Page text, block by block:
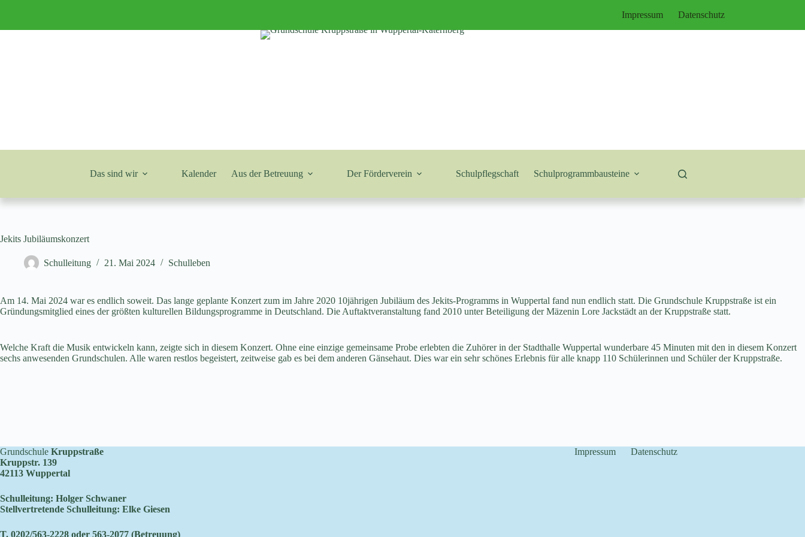
Impressum Datenschutz
Das sind wir Kalender Aus der Betreuung Der Förderverein Schulpflegschaft Schulprogrammbausteine
Jekits Jubiläumskonzert
Schulleitung 21. Mai 2024 Schulleben
Am 14. Mai 2024 war es endlich soweit. Das lange geplante Konzert zum im Jahre 2020 10jährigen Jubiläum des Jekits-Programms in Wuppertal fand nun endlich statt. Die Grundschule Kruppstraße ist ein
Gründungsmitglied eines der größten kulturellen Bildungsprogramme in Deutschland. Die Auftaktveranstaltung fand 2010 unter Beteiligung der Mäzenin Lore Jackstädt an der Kruppstraße statt.
Welche Kraft die Musik entwickeln kann, zeigte sich in diesem Konzert. Ohne eine einzige gemeinsame Probe erlebten die Zuhörer in der Stadthalle Wuppertal wunderbare 45 Minuten mit den in diesem Konzert
sechs anwesenden Grundschulen. Alle waren restlos begeistert, zeitweise gab es bei dem anderen Gänsehaut. Dies war ein sehr schönes Erlebnis für alle knapp 110 Schülerinnen und Schüler der Kruppstraße.
Grundschule Kruppstraße
Kruppstr. 139
42113 Wuppertal
Schulleitung: Holger Schwaner
Stellvertretende Schulleitung: Elke Giesen
T. 0202/563-2228 oder 563-2077 (Betreuung)
Impressum Datenschutz